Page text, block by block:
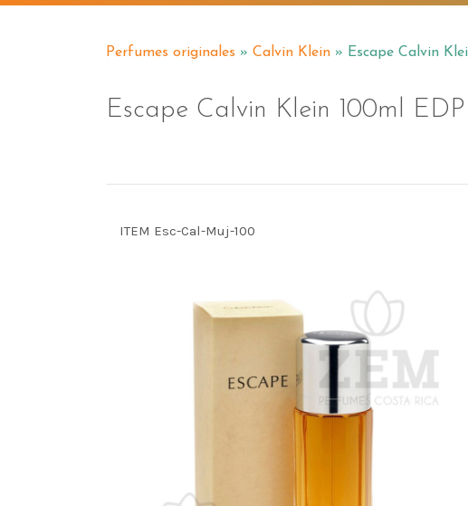
Perfumes originales » Calvin Klein » Escape Calvin
Escape Calvin Klein 100ml EDP
ITEM Esc-Cal-Muj-100